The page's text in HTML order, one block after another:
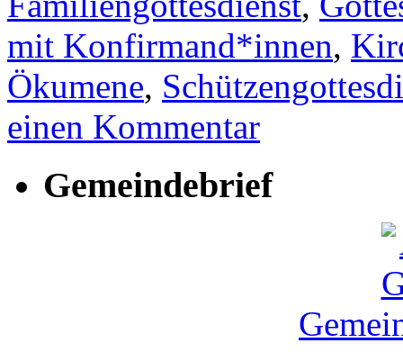
mit Konfirmand*innen,
Ökumene,
einen Kommentar
Gemeindebrief